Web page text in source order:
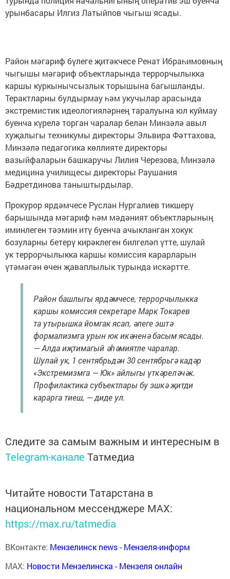
урынбасары Илгиз Латыйпов чыгыш ясады.
Район мәгариф бүлеге җитәкчесе Ренат Ибраһимовның
чыгышы мәгариф объектларында террорчылыкка
каршы куркынычсызлык торышына багышланды.
Терактларны булдырмау һәм укучылар арасында
экстремистик идеологияләрнең таралуына юл куймау
буенча күрелә торган чаралар белән Минзәлә авыл
хуҗалыгы техникумы директоры Эльвира Фәттахова,
Минзәлә педагогика көллияте директоры
вазыйфаларын башкаручы Лилия Черезова, Минзәлә
медицина училищесы директоры Раушания
Бәдретдинова таныштырдылар.
Прокурор ярдәмчесе Руслан Нургалиев тикшерү
барышында мәгариф һәм мәдәният объектларының
иминлеген тәэмин итү буенча ачыкланган хокук
бозуларны бетерү кирәклеген билгеләп үтте, шулай
ук террорчылыкка каршы комиссия карарларын
үтәмәгән өчен җаваплылык турында искәртте.
Район башлыгы ярдәмчесе, террорчылыкка
каршы комиссия секретаре Марк Токарев
та утырышка йомгак ясап, әлеге эштә
формализмга урын юк икәненә басым ясады.
— Алда иҗтимагый әһәмиятле чаралар.
Шулай ук, 1 сентябрьдән 30 сентябрьгә кадәр
«Экстремизмга — Юк» айлыгы үткәреләчәк.
Профилактика субъектлары бу эшкә җитди
карарга тиеш, — диде ул.
Следите за самым важным и интересным в
Telegram-канале Татмедиа
Читайте новости Татарстана в
национальном мессенджере MАХ:
https://max.ru/tatmedia
ВКонтакте: Мензелинск news - Мензеля-информ
MAX: Новости Мензелинска - Мензеля онлайн